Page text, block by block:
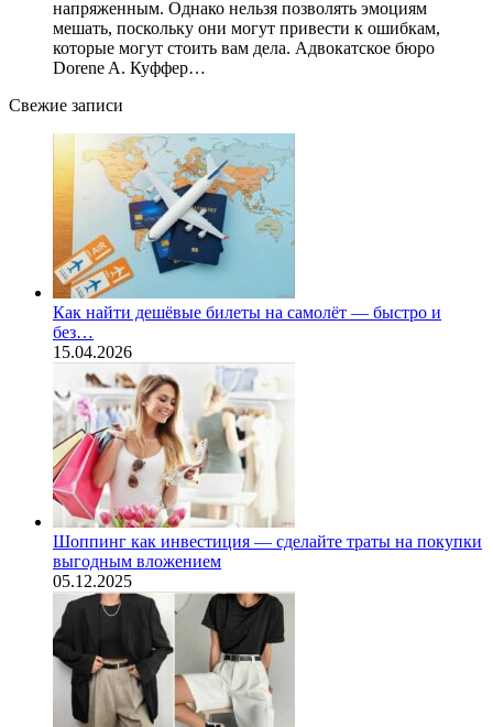
напряженным. Однако нельзя позволять эмоциям
мешать, поскольку они могут привести к ошибкам,
которые могут стоить вам дела. Адвокатское бюро
Dorene A. Куффер…
Свежие записи
Как найти дешёвые билеты на самолёт — быстро и
без…
15.04.2026
Шоппинг как инвестиция — сделайте траты на покупки
выгодным вложением
05.12.2025